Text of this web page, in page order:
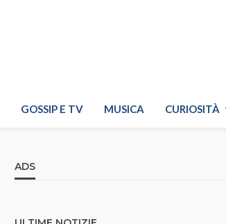
GOSSIP E TV MUSICA CURIOSITÀ
ADS